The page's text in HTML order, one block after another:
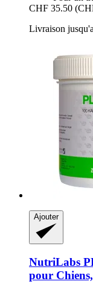
CHF 35.50
Livraison
Ajouter
NutriLabs
pour